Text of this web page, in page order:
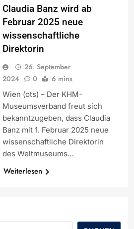
Claudia Banz wird ab
Februar 2025 neue
wissenschaftliche
Direktorin
26. September
2024
0 6 mins
Wien (ots) – Der KHM-
Museumsverband freut sich
bekanntzugeben, dass Claudia
Banz mit 1. Februar 2025 neue
wissenschaftliche Direktorin
des Weltmuseums…
Weiterlesen